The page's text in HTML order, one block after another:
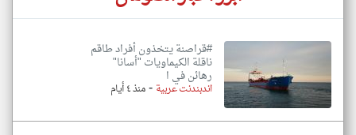
#قراصنة يتخذون أفراد طاقم
ناقلة الكيماويات "أسانا"
رهائن في ا
اندبندنت عربية -منذ ٤ أيام